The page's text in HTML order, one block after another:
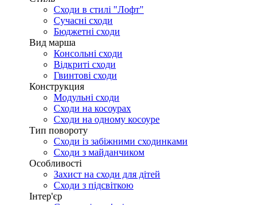
Сходи в стилі "Лофт"
Сучасні сходи
Бюджетні сходи
Вид марша
Консольні сходи
Відкриті сходи
Гвинтові сходи
Конструкция
Модульні сходи
Сходи на косоурах
Сходи на одному косоуре
Тип повороту
Сходи із забіжними сходинками
Сходи з майданчиком
Особливості
Захист на сходи для дітей
Сходи з підсвіткою
Інтер'єр